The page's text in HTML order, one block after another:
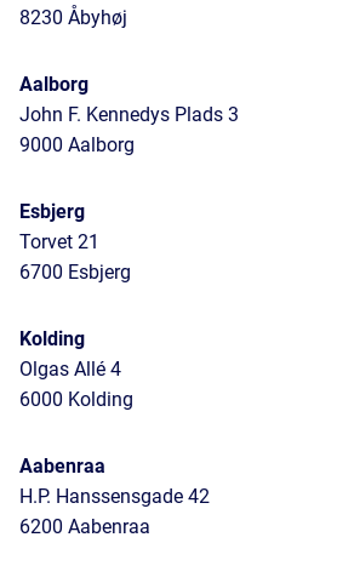
8230 Åbyhøj
Aalborg
John F. Kennedys Plads 3
9000 Aalborg
Esbjerg
Torvet 21
6700 Esbjerg
Kolding
Olgas Allé 4
6000 Kolding
Aabenraa
H.P. Hanssensgade 42
6200 Aabenraa